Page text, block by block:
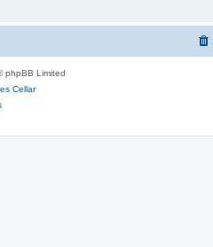
phpBB Limited
Cellar